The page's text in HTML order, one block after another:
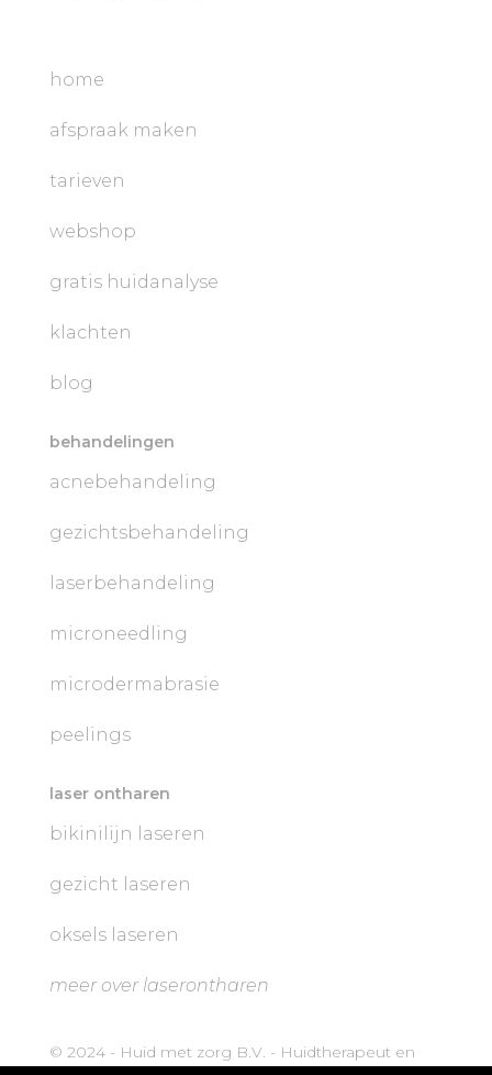
home
afspraak maken
tarieven
webshop
gratis huidanalyse
klachten
blog
behandelingen
acnebehandeling
gezichtsbehandeling
laserbehandeling
microneedling
microdermabrasie
peelings
laser ontharen
bikinilijn laseren
gezicht laseren
oksels laseren
meer over laserontharen
© 2024 - Huid met zorg B.V. - Huidtherapeut en